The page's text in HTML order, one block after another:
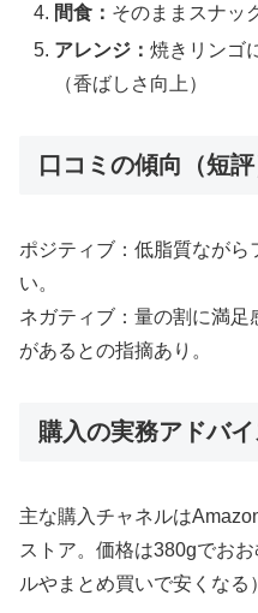
間食： そのままスナッ
アレンジ：焼きリンゴ
（香ばしさ向上）
口コミの傾向（短評
ポジティブ：低脂質なが
い。
ネガティブ：量の割に満足
があるとの指摘あり。
購入の実務アドバイ
主な購入チャネルは
ストア。価格は380gでお
ルやまとめ買いで安くなる